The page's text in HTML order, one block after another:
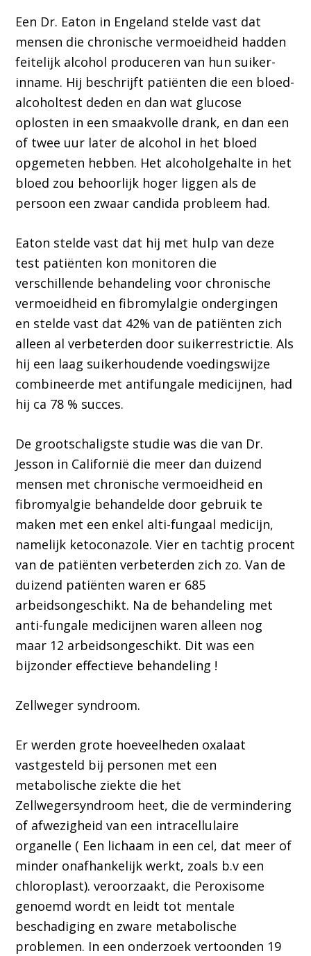
Een Dr. Eaton in Engeland stelde vast dat
mensen die chronische vermoeidheid hadden
feitelijk alcohol produceren van hun suiker-
inname. Hij beschrijft patiënten die een bloed-
alcoholtest deden en dan wat glucose
oplosten in een smaakvolle drank, en dan een
of twee uur later de alcohol in het bloed
opgemeten hebben. Het alcoholgehalte in het
bloed zou behoorlijk hoger liggen als de
persoon een zwaar candida probleem had.
Eaton stelde vast dat hij met hulp van deze
test patiënten kon monitoren die
verschillende behandeling voor chronische
vermoeidheid en fibromylalgie ondergingen
en stelde vast dat 42% van de patiënten zich
alleen al verbeterden door suikerrestrictie. Als
hij een laag suikerhoudende voedingswijze
combineerde met antifungale medicijnen, had
hij ca 78 % succes.
De grootschaligste studie was die van Dr.
Jesson in Californië die meer dan duizend
mensen met chronische vermoeidheid en
fibromyalgie behandelde door gebruik te
maken met een enkel alti-fungaal medicijn,
namelijk ketoconazole. Vier en tachtig procent
van de patiënten verbeterden zich zo. Van de
duizend patiënten waren er 685
arbeidsongeschikt. Na de behandeling met
anti-fungale medicijnen waren alleen nog
maar 12 arbeidsongeschikt. Dit was een
bijzonder effectieve behandeling !
Zellweger syndroom.
Er werden grote hoeveelheden oxalaat
vastgesteld bij personen met een
metabolische ziekte die het
Zellwegersyndroom heet, die de vermindering
of afwezigheid van een intracellulaire
organelle ( Een lichaam in een cel, dat meer of
minder onafhankelijk werkt, zoals b.v een
chloroplast). veroorzaakt, die Peroxisome
genoemd wordt en leidt tot mentale
beschadiging en zware metabolische
problemen. In een onderzoek vertoonden 19